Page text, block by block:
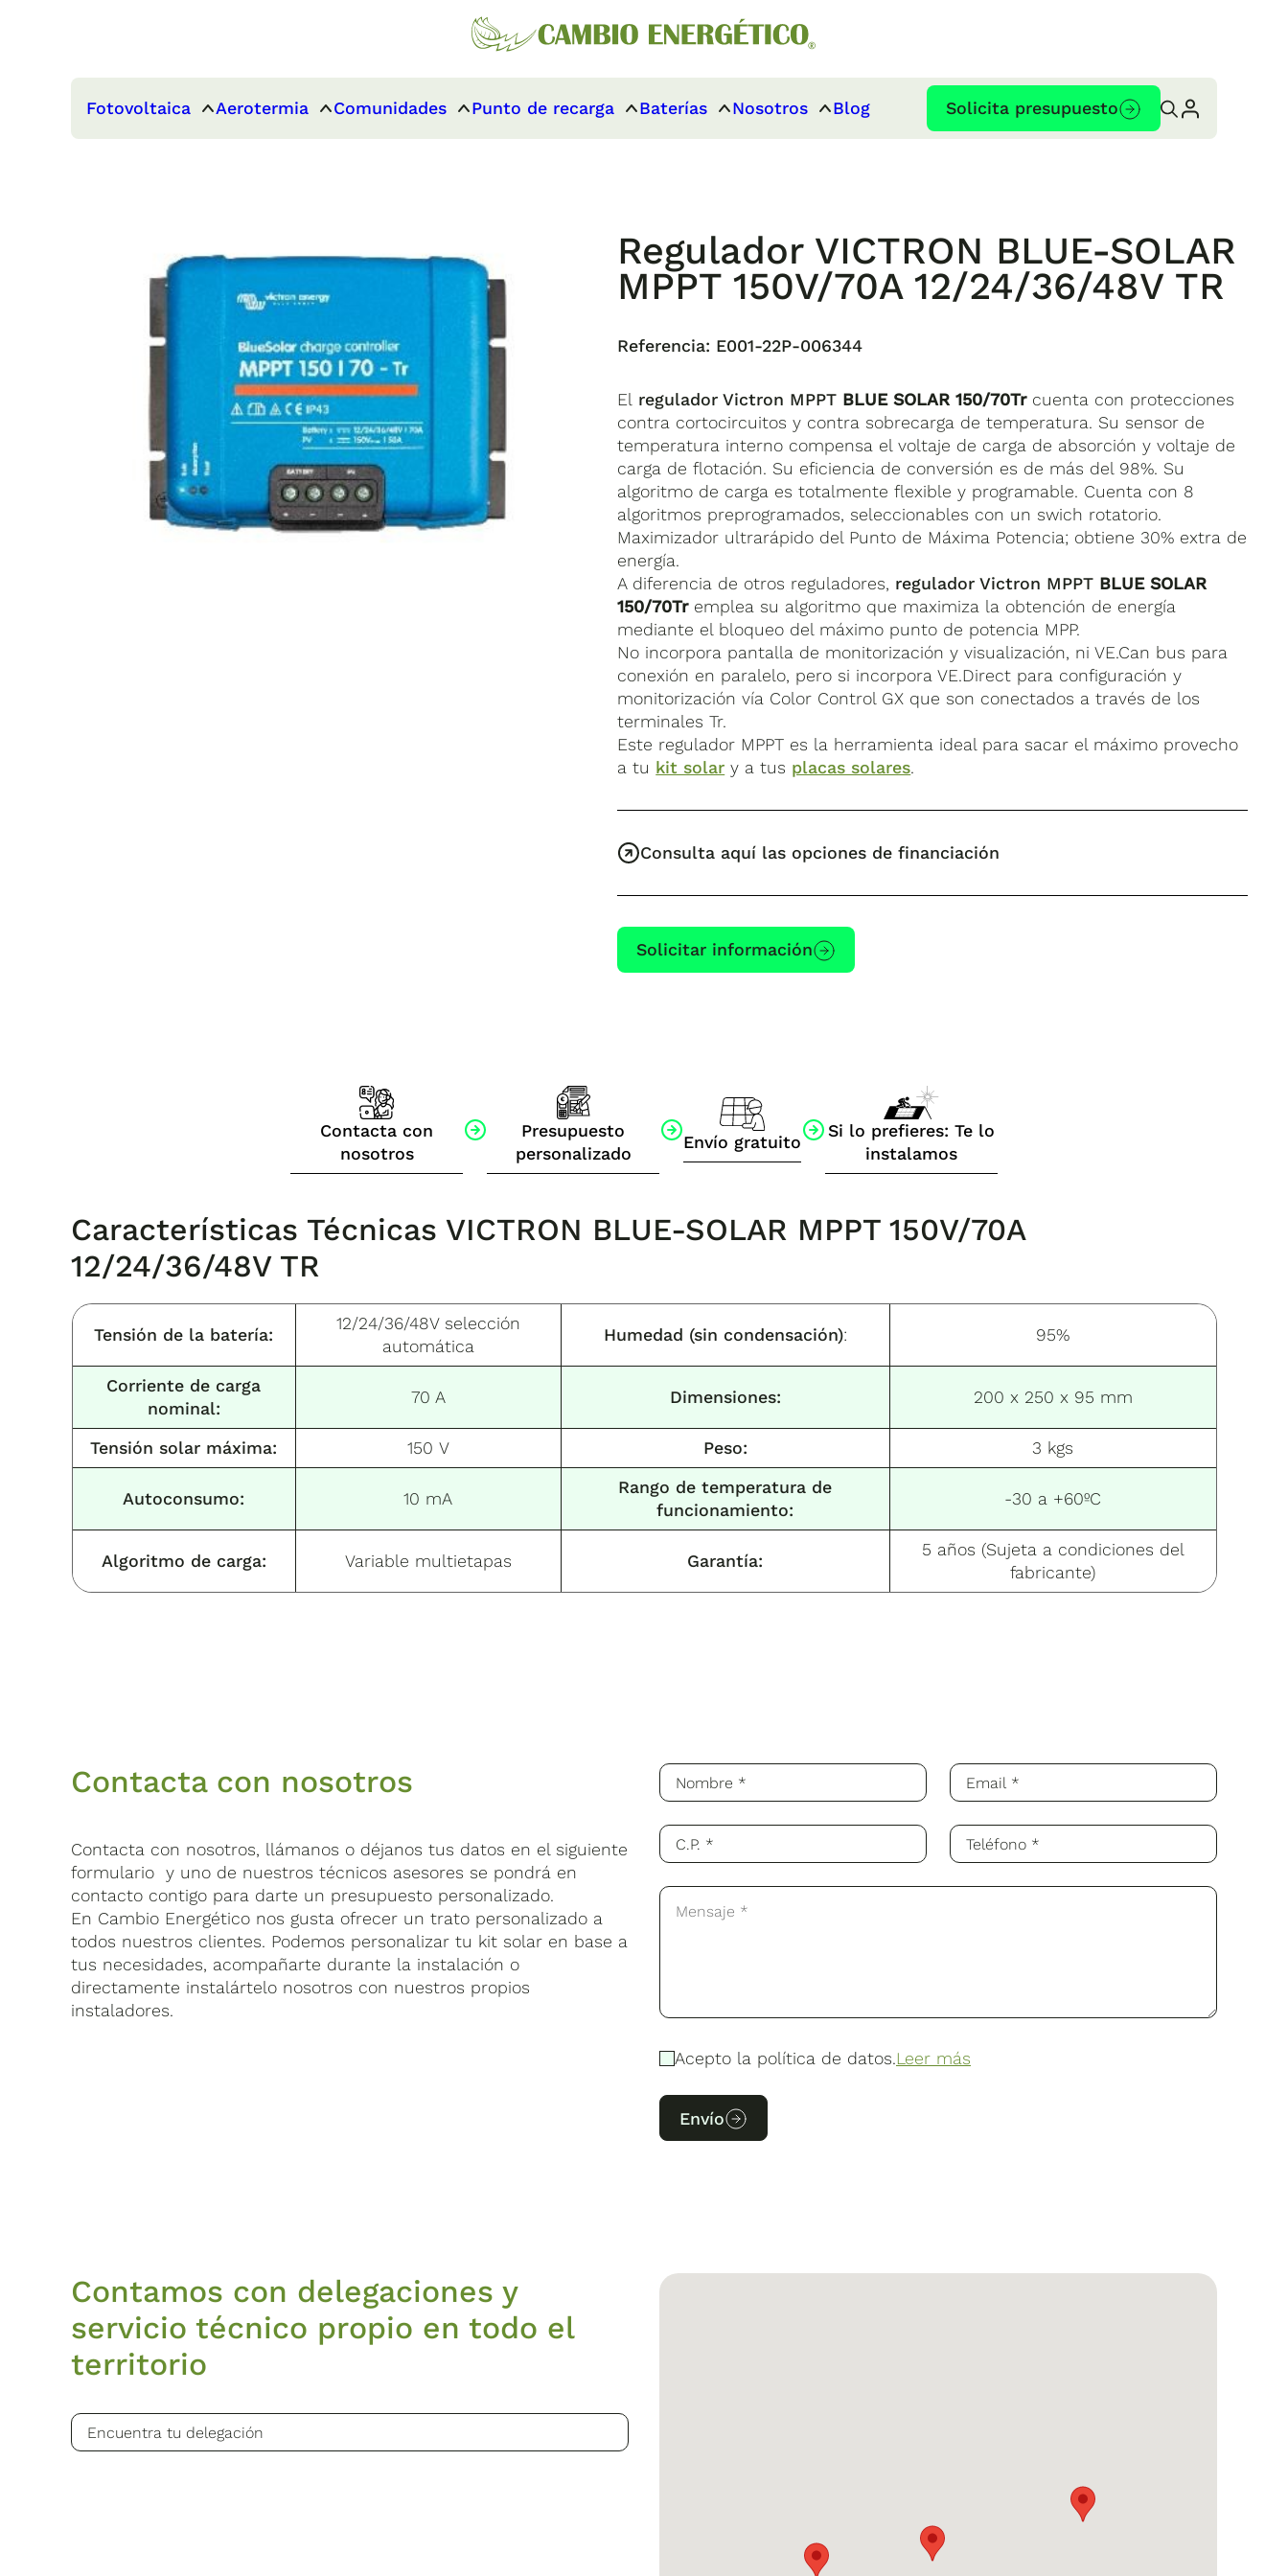
Fotovoltaica Aerotermia Comunidades Punto de recarga Baterías Nosotros Blog Solicita presupuesto
Regulador VICTRON BLUE-SOLAR
MPPT 150V/70A 12/24/36/48V TR
Referencia: E001-22P-006344
El regulador Victron MPPT BLUE SOLAR 150/70Trcuenta con protecciones
contra cortocircuitos y contra sobrecarga de temperatura. Su sensor de
temperatura interno compensa el voltaje de carga de absorción y voltaje de
carga de flotación. Su eficiencia de conversión es de más del 98%. Su
algoritmo de carga es totalmente flexible y programable. Cuenta con 8
algoritmos preprogramados, seleccionables con un swich rotatorio.
Maximizador ultrarápido del Punto de Máxima Potencia; obtiene 30% extra de
energía.
A diferencia de otros reguladores, regulador Victron MPPT BLUE SOLAR
150/70Tr emplea su algoritmo que maximiza la obtención de energía
mediante el bloqueo del máximo punto de potencia MPP.
No incorpora pantalla de monitorización y visualización, ni VE.Can bus para
conexión en paralelo, pero si incorpora VE.Direct para configuración y
monitorización vía Color Control GX que son conectados a través de los
terminales Tr.
Este regulador MPPT es la herramienta ideal para sacar el máximo provecho
a tu kit solar y a tus placas solares.
Consulta aquí las opciones de financiación
Solicitar información
Contacta con
nosotros
Presupuesto
personalizado
Envío gratuito
Si lo prefieres: Te lo
instalamos
Características Técnicas VICTRON BLUE-SOLAR MPPT 150V/70A
12/24/36/48V TR
Tensión de la batería:
12/24/36/48V selección
automática
Humedad (sin condensación): 95%
Corriente de carga
nominal:
70 A Dimensiones: 200 x 250 x 95 mm
Tensión solar máxima: 150 V Peso: 3 kgs
Autoconsumo: 10 mA
Rango de temperatura de
funcionamiento:
-30 a +60ºC
Algoritmo de carga: Variable multietapas Garantía:
5 años (Sujeta a condiciones del
fabricante)
Contacta con nosotros
Contacta con nosotros, llámanos o déjanos tus datos en el siguiente
formulario y uno de nuestros técnicos asesores se pondrá en
contacto contigo para darte un presupuesto personalizado.
En Cambio Energético nos gusta ofrecer un trato personalizado a
todos nuestros clientes. Podemos personalizar tu kit solar en base a
tus necesidades, acompañarte durante la instalación o
directamente instalártelo nosotros con nuestros propios
instaladores.
Acepto la política de datos.Leer más
Envío
Contamos con delegaciones y
servicio técnico propio en todo el
territorio